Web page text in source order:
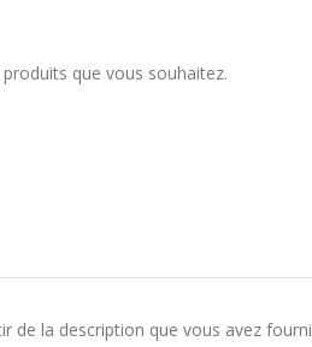
que vous souhaitez.
de la description que vous avez